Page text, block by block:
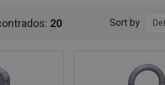
con nuestro equipo para obtener
20 Sort by